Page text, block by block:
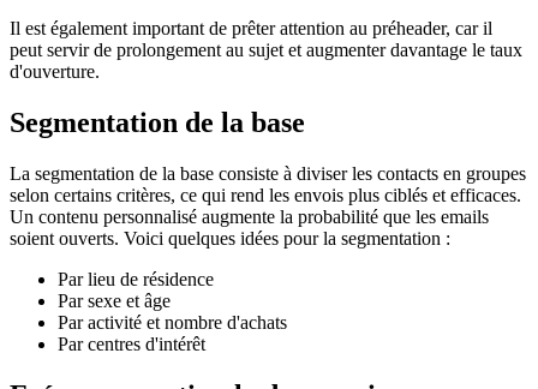
Il est également important de prêter attention au préheader, car il
peut servir de prolongement au sujet et augmenter davantage le taux
d'ouverture.
Segmentation de la base
La segmentation de la base consiste à diviser les contacts en groupes
selon certains critères, ce qui rend les envois plus ciblés et efficaces.
Un contenu personnalisé augmente la probabilité que les emails
soient ouverts. Voici quelques idées pour la segmentation :
Par lieu de résidence
Par sexe et âge
Par activité et nombre d'achats
Par centres d'intérêt